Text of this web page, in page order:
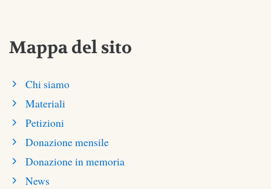
Mappa del sito
Chi siamo
Materiali
Petizioni
Donazione mensile
Donazione in memoria
News